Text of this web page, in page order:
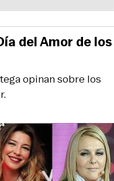
opinan sobre los
del Amor de los